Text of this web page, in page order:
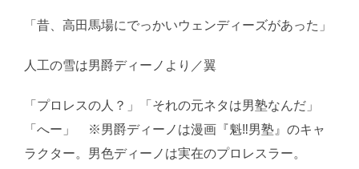
「昔、高田馬場にでっかいウェンディーズがあった」
人工の雪は男爵ディーノより／翼
「プロレスの人？」「それの元ネタは男塾なんだ」
「へー」 ※男爵ディーノは漫画『魁‼男塾』のキャ
ラクター。男色ディーノは実在のプロレスラー。